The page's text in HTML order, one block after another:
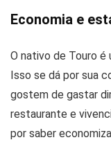
Economia e
O nativo de Touro é
Isso se dá por sua
gostem de gastar
restaurante e
por saber